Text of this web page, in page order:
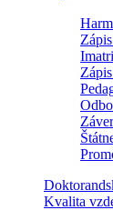
Kvalita